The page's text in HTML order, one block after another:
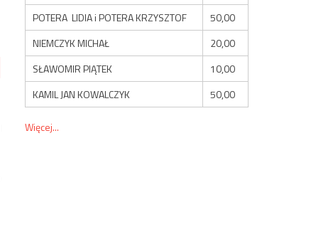
POTERA LIDIA i POTERA KRZYSZTOF
50,00
NIEMCZYK MICHAŁ
20,00
SŁAWOMIR PIĄTEK
10,00
KAMIL JAN KOWALCZYK
50,00
Więcej...